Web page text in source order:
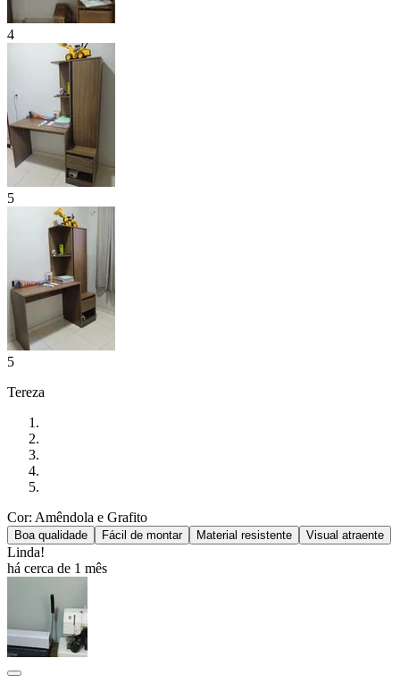
4
5
5
Tereza
Cor: Amêndola e Grafito
Boa qualidade Fácil de montar Material resistente Visual atraente
Linda!
há cerca de 1 mês